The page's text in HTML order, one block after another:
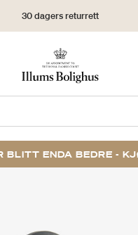
30 dagers returrett
BLITT ENDA BEDRE -